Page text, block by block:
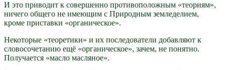
И это приводит к совершенно противоположным «теориям»,
ничего общего не имеющим с Природным земледелием,
кроме приставки «органическое».
Некоторые «теоретики» и их последователи добавляют к
словосочетанию ещё «органическое», зачем, не понятно.
Получается «масло масляное».